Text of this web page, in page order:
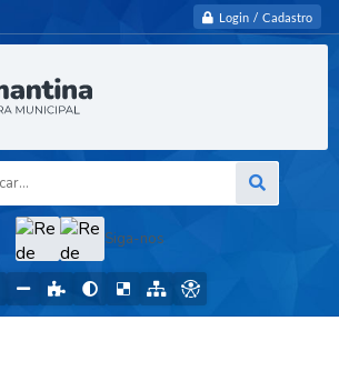
Login / Cadastro
Siga-nos